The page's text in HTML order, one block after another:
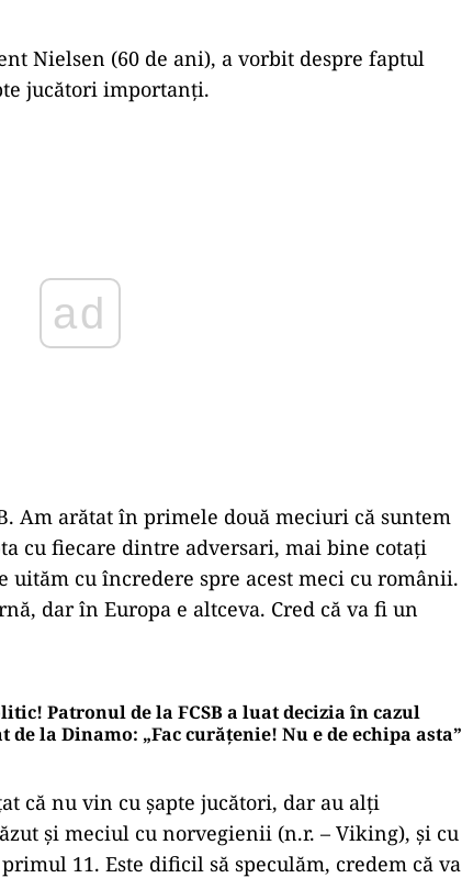
Nielsen (60 de ani), a vorbit despre faptul
jucători importanți.
Am arătat în primele două meciuri că suntem
cu fiecare dintre adversari, mai bine cotați
uităm cu încredere spre acest meci cu românii.
dar în Europa e altceva. Cred că va fi un
Patronul de la FCSB a luat decizia în cazul
la Dinamo: „Fac curățenie! Nu e de echipa asta”
că nu vin cu șapte jucători, dar au alți
și meciul cu norvegienii (n.r. – Viking), și cu
11. Este dificil să speculăm, credem că va